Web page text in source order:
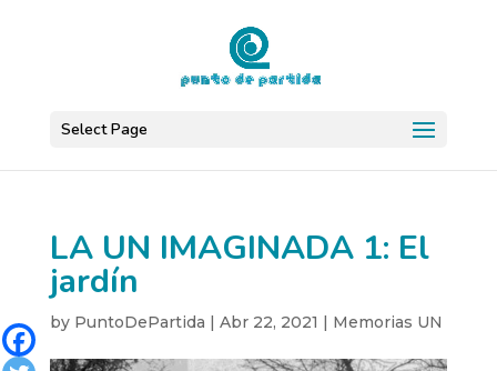
Select Page
LA UN IMAGINADA 1: El
jardín
by PuntoDePartida | Abr 22, 2021 | Memorias UN